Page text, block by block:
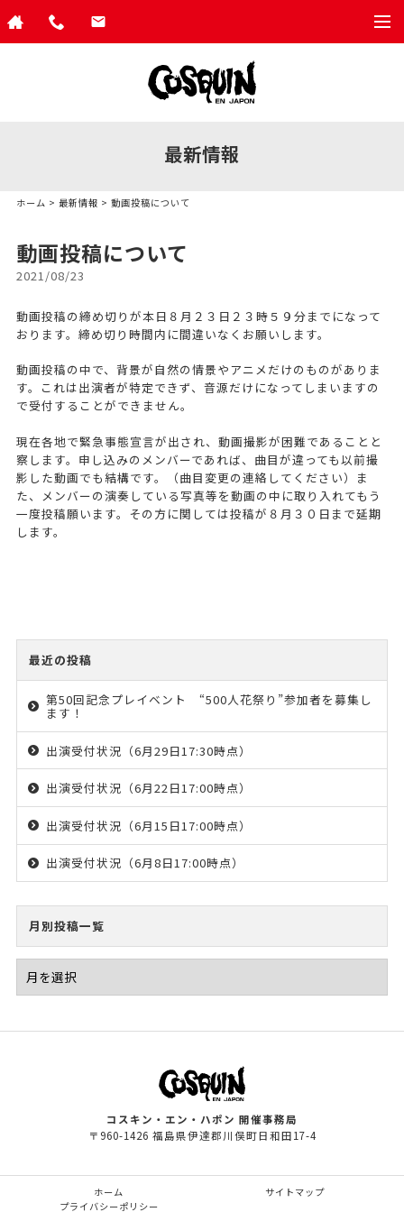
最新情報
ホーム > 最新情報 > 動画投稿について
動画投稿について
2021/08/23
動画投稿の締め切りが本日８月２３日２３時５９分までになって
おります。締め切り時間内に間違いなくお願いします。
動画投稿の中で、背景が自然の情景やアニメだけのものがありま
す。これは出演者が特定できず、音源だけになってしまいますの
で受付することができません。
現在各地で緊急事態宣言が出され、動画撮影が困難であることと
察します。申し込みのメンバーであれば、曲目が違っても以前撮
影した動画でも結構です。（曲目変更の連絡してください）ま
た、メンバーの演奏している写真等を動画の中に取り入れてもう
一度投稿願います。その方に関しては投稿が８月３０日まで延期
します。
最近の投稿
第50回記念プレイベント “500人花祭り”参加者を募集し
ます！
出演受付状況（6月29日17:30時点）
出演受付状況（6月22日17:00時点）
出演受付状況（6月15日17:00時点）
出演受付状況（6月8日17:00時点）
月別投稿一覧
コスキン・エン・ハポン 開催事務局
〒960-1426 福島県伊達郡川俣町日和田17-4
ホーム
サイトマップ
プライバシーポリシー